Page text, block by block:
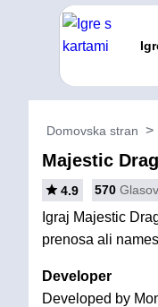
Domovska stran
Majestic
4.9 570
Igraj Majestic
prenosa ali
Developer
Developed by